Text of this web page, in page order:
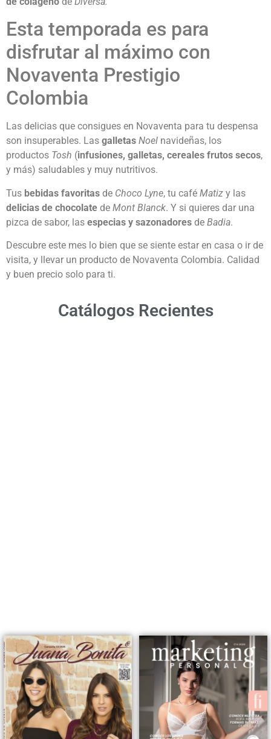
Esta temporada es para
disfrutar al máximo con
Novaventa Prestigio
Colombia
Las delicias que consigues en Novaventa para tu despensa
son insuperables. Las galletas Noel navideñas, los
productos Tosh (infusiones, galletas, cereales frutos secos,
y más) saludables y muy nutritivos.
Tus bebidas favoritas de Choco Lyne, tu café Matiz y las
delicias de chocolate de Mont Blanck. Y si quieres dar una
pizca de sabor, las especias y sazonadores de Badia.
Descubre este mes lo bien que se siente estar en casa o ir de
visita, y llevar un producto de Novaventa Colombia. Calidad
y buen precio solo para ti.
Catálogos Recientes